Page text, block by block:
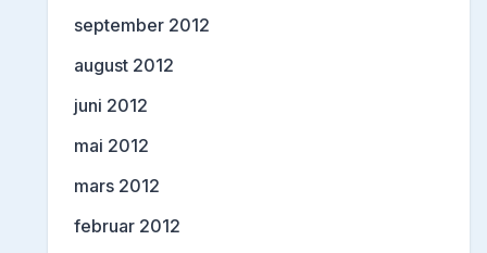
september 2012
august 2012
juni 2012
mai 2012
mars 2012
februar 2012